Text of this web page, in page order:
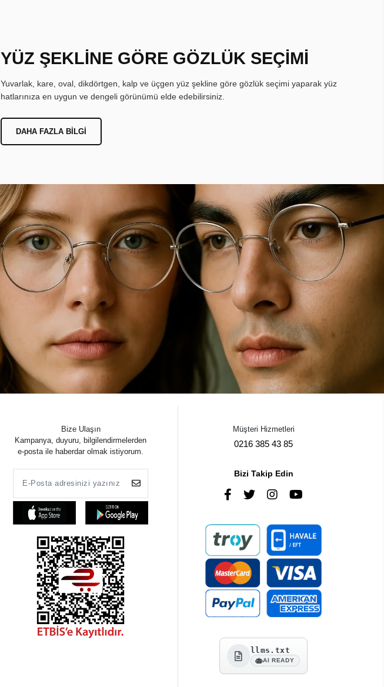
YÜZ ŞEKLİNE GÖRE GÖZLÜK SEÇİMİ
Yuvarlak, kare, oval, dikdörtgen, kalp ve üçgen yüz şekline göre gözlük seçimi yaparak yüz
hatlarınıza en uygun ve dengeli görünümü elde edebilirsiniz.
DAHA FAZLA BILGI
Bize Ulaşın
Kampanya, duyuru, bilgilendirmelerden
e-posta ile haberdar olmak istiyorum.
Müşteri Hizmetleri
0216 385 43 85
Bizi Takip Edin
llms.txt
AI READY